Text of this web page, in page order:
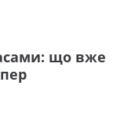
що вже